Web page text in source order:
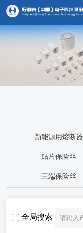
新能源用熔断器
贴片保险丝
三端保险丝
全局搜索